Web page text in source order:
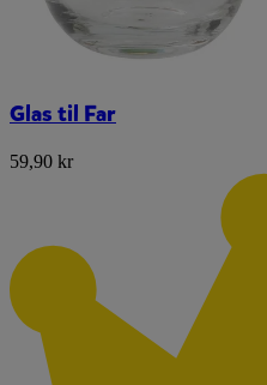
Glas til Far
59,90 kr